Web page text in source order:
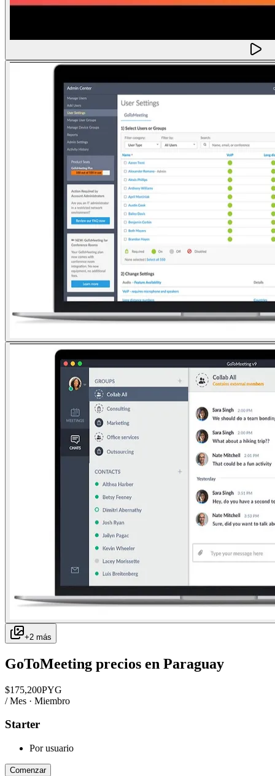
+2 más
GoToMeeting precios en Paraguay
$175,200PYG
/ Mes · Miembro
Starter
Por usuario
Comenzar